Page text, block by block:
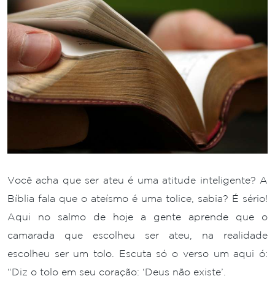
Você acha que ser ateu é uma atitude inteligente? A
Bíblia fala que o ateísmo é uma tolice, sabia? É sério!
Aqui no salmo de hoje a gente aprende que o
camarada que escolheu ser ateu, na realidade
escolheu ser um tolo. Escuta só o verso um aqui ó:
“Diz o tolo em seu coração: ‘Deus não existe’.